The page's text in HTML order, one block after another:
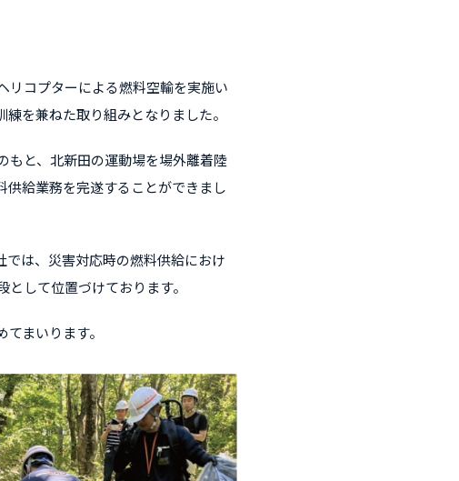
リコプターによる燃料空輸を実施い
を兼ねた取り組みとなりました。
もと、北新田の運動場を場外離着陸
給業務を完遂することができまし
は、災害対応時の燃料供給におけ
して位置づけております。
まいります。